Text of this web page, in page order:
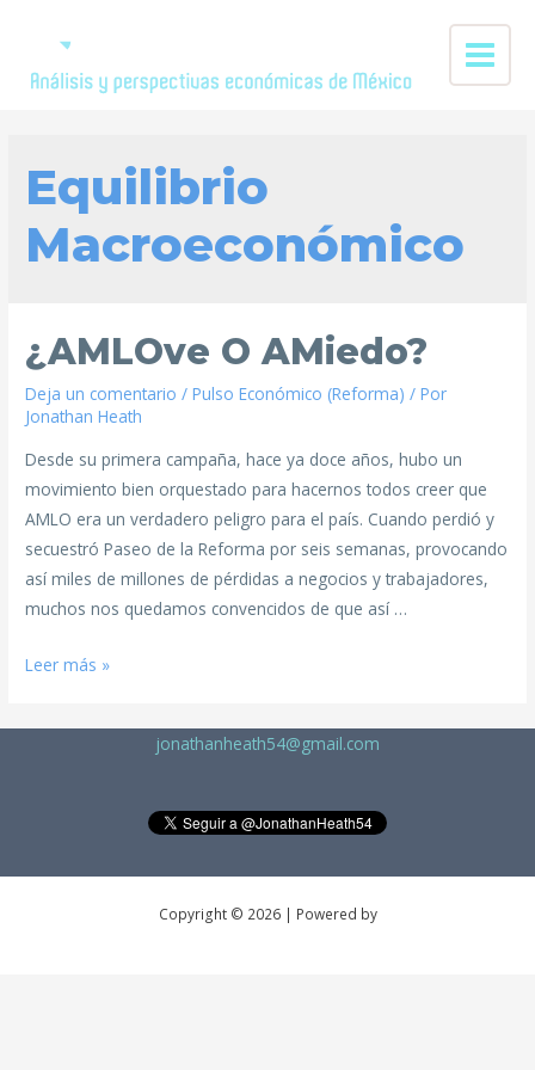
Equilibrio
Macroeconómico
¿AMLOve O AMiedo?
Deja un comentario /Pulso Económico (Reforma) / Por
Jonathan Heath
Desde su primera campaña, hace ya doce años, hubo un
movimiento bien orquestado para hacernos todos creer que
AMLO era un verdadero peligro para el país. Cuando perdió y
secuestró Paseo de la Reforma por seis semanas, provocando
así miles de millones de pérdidas a negocios y trabajadores,
muchos nos quedamos convencidos de que así …
Leer más »
jonathanheath54@gmail.com
Copyright © 2026 | Powered by